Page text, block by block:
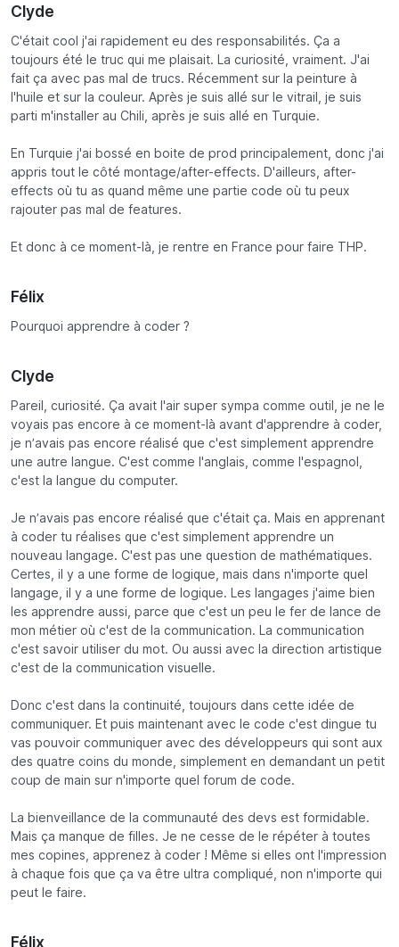
Clyde
C'était cool j'ai rapidement eu des responsabilités. Ça a
toujours été le truc qui me plaisait. La curiosité, vraiment. J'ai
fait ça avec pas mal de trucs. Récemment sur la peinture à
l'huile et sur la couleur. Après je suis allé sur le vitrail, je suis
parti m'installer au Chili, après je suis allé en Turquie.
En Turquie j'ai bossé en boite de prod principalement, donc j'ai
appris tout le côté montage/after-effects. D'ailleurs, after-
effects où tu as quand même une partie code où tu peux
rajouter pas mal de features.
Et donc à ce moment-là, je rentre en France pour faire THP.
Félix
Pourquoi apprendre à coder ?
Clyde
Pareil, curiosité. Ça avait l'air super sympa comme outil, je ne le
voyais pas encore à ce moment-là avant d'apprendre à coder,
je n’avais pas encore réalisé que c'est simplement apprendre
une autre langue. C'est comme l'anglais, comme l'espagnol,
c'est la langue du computer.
Je n’avais pas encore réalisé que c'était ça. Mais en apprenant
à coder tu réalises que c'est simplement apprendre un
nouveau langage. C'est pas une question de mathématiques.
Certes, il y a une forme de logique, mais dans n'importe quel
langage, il y a une forme de logique. Les langages j'aime bien
les apprendre aussi, parce que c'est un peu le fer de lance de
mon métier où c'est de la communication. La communication
c'est savoir utiliser du mot. Ou aussi avec la direction artistique
c'est de la communication visuelle.
Donc c'est dans la continuité, toujours dans cette idée de
communiquer. Et puis maintenant avec le code c'est dingue tu
vas pouvoir communiquer avec des développeurs qui sont aux
des quatre coins du monde, simplement en demandant un petit
coup de main sur n'importe quel forum de code.
La bienveillance de la communauté des devs est formidable.
Mais ça manque de filles. Je ne cesse de le répéter à toutes
mes copines, apprenez à coder ! Même si elles ont l'impression
à chaque fois que ça va être ultra compliqué, non n'importe qui
peut le faire.
Félix